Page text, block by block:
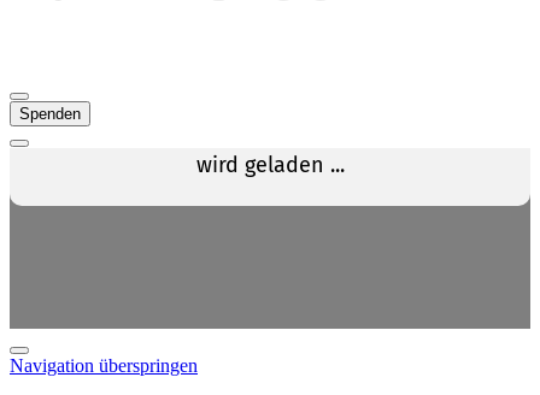
Spenden
Navigation überspringen